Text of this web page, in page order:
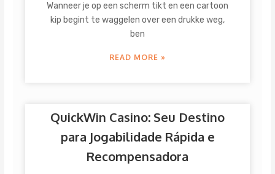
Wanneer je op een scherm tikt en een cartoon
kip begint te waggelen over een drukke weg,
ben
READ MORE »
QuickWin Casino: Seu Destino
para Jogabilidade Rápida e
Recompensadora